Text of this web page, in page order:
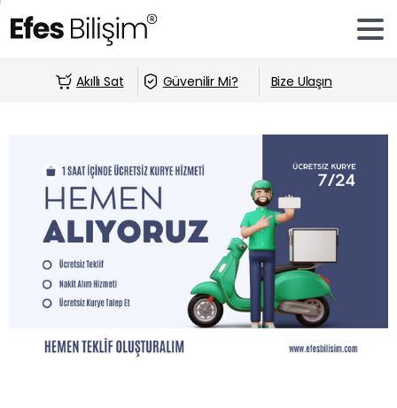
Akıllı Sat Güvenilir Mi? Bize Ulaşın